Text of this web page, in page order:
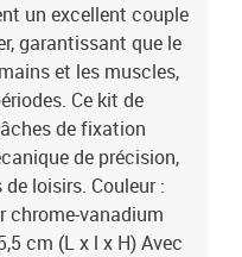
un excellent couple
garantissant que le
et les muscles,
Ce kit de
de fixation
de précision,
loisirs. Couleur :
chrome-vanadium
cm (L x l x H) Avec